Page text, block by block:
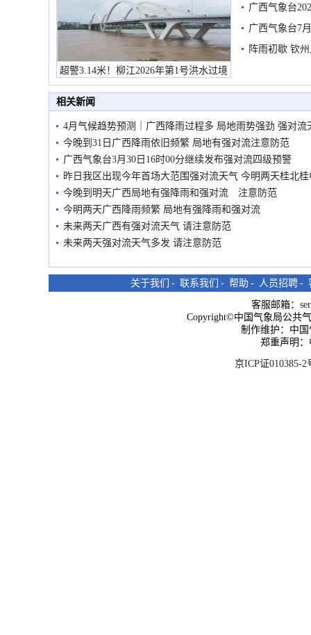
超警3.14米！柳江2026年第1号洪水过境
市民在堤岸见证汛况
广西气象台
预警
广西气象台7
阵雨初歇 钦
相关新闻
4月气候趋势预测｜广西降雨过程多 局地雨势强劲 强对流
今晚到31日广西降雨依旧频繁 局地有强对流注意防范
广西气象台3月30日16时00分继续发布强对流四级预警
昨日我区出现今年首场大范围强对流天气 今明两天桂北
今晚到明天广西局地有强降雨和强对流 注意防范
今明两天广西降雨频繁 局地有强降雨和强对流
未来两天广西有强对流天气 请注意防范
未来两天强对流天气多发 请注意防范
关于我们 - 联系我们 - 帮助 - 人员招聘 -
客服邮箱：
Copyright©中国气象局公共
制作维护：中
郑重声明
京ICP证010385-2